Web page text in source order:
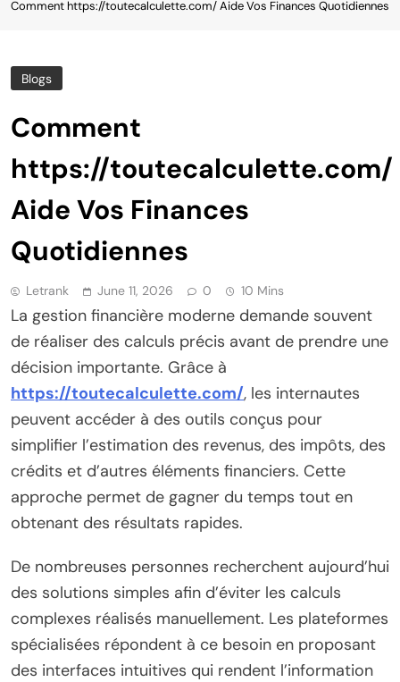
Comment https://toutecalculette.com/ Aide Vos Finances Quotidiennes
Blogs
Comment
https://toutecalculette.com/
Aide Vos Finances
Quotidiennes
Letrank June 11, 2026 0 10 Mins
La gestion financière moderne demande souvent
de réaliser des calculs précis avant de prendre une
décision importante. Grâce à
https://toutecalculette.com/, les internautes
peuvent accéder à des outils conçus pour
simplifier l’estimation des revenus, des impôts, des
crédits et d’autres éléments financiers. Cette
approche permet de gagner du temps tout en
obtenant des résultats rapides.
De nombreuses personnes recherchent aujourd’hui
des solutions simples afin d’éviter les calculs
complexes réalisés manuellement. Les plateformes
spécialisées répondent à ce besoin en proposant
des interfaces intuitives qui rendent l’information